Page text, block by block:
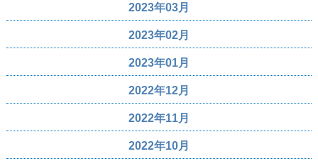
2023年03月
2023年02月
2023年01月
2022年12月
2022年11月
2022年10月